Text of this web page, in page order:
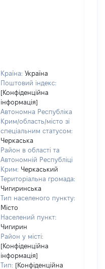
Країна: Україна
Поштовий індекс:
[Конфіденційна
інформація]
Автономна Республіка
Крим/область/місто зі
спеціальним статусом:
Черкаська
Район в області та
Автономній Республіці
Крим: Черкаський
Територіальна громада:
Чигиринська
Тип населеного пункту:
Місто
Населений пункт:
Чигирин
Район у місті:
[Конфіденційна
інформація]
Тип: [Конфіденційна